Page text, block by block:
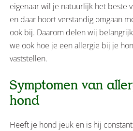
eigenaar wil je natuurlijk het beste
en daar hoort verstandig omgaan
ook bij. Daarom delen wij
we ook hoe je een allergie bij je
vaststellen.
Symptomen van
hond
Heeft je hond jeuk en is hij